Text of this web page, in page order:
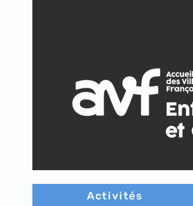
Activités